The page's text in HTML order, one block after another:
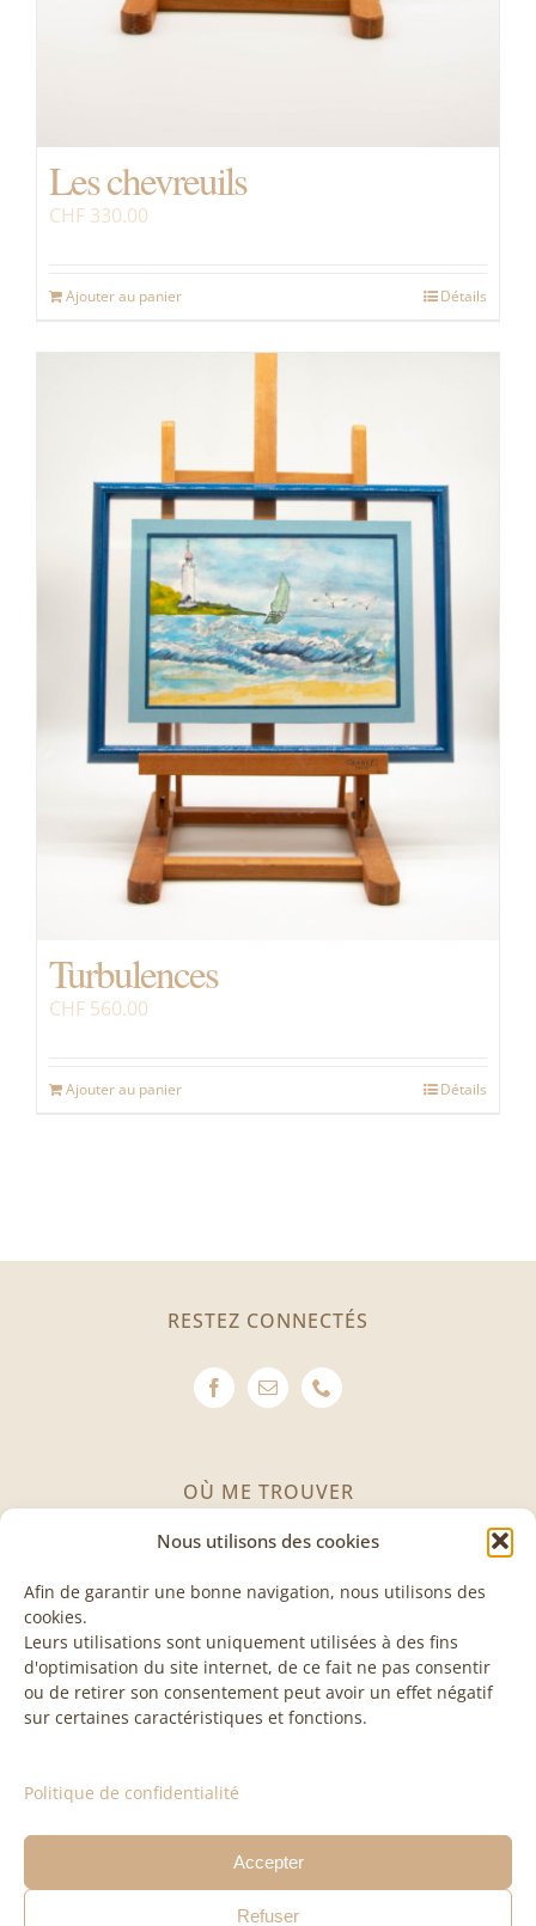
Nous utilisons des cookies
Afin de garantir une bonne navigation, nous utilisons des
cookies.
Leurs utilisations sont uniquement utilisées à des fins
d'optimisation du site internet, de ce fait ne pas consentir
ou de retirer son consentement peut avoir un effet négatif
sur certaines caractéristiques et fonctions.
Politique de confidentialité
Accepter
Refuser
Les chevreuils
CHF 330.00
Ajouter au panier Détails
Turbulences
CHF 560.00
Ajouter au panier Détails
RESTEZ CONNECTÉS
OÙ ME TROUVER
Avenue des Invuardes 11
1530 Payerne
VISITE & COURS
Les visites et les cours sont sur rendez-vous, n’hésitez
| Tous droits réservés | Développer